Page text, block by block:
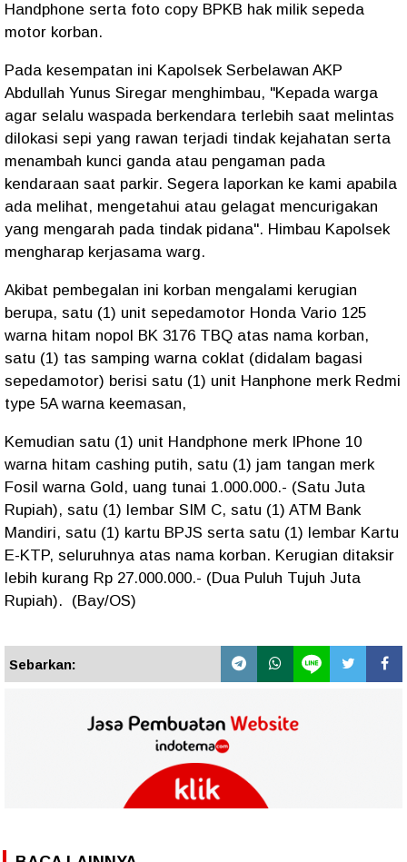
Handphone serta foto copy BPKB hak milik sepeda
motor korban.
Pada kesempatan ini Kapolsek Serbelawan AKP
Abdullah Yunus Siregar menghimbau, "Kepada warga
agar selalu waspada berkendara terlebih saat melintas
dilokasi sepi yang rawan terjadi tindak kejahatan serta
menambah kunci ganda atau pengaman pada
kendaraan saat parkir. Segera laporkan ke kami apabila
ada melihat, mengetahui atau gelagat mencurigakan
yang mengarah pada tindak pidana". Himbau Kapolsek
mengharap kerjasama warg.
Akibat pembegalan ini korban mengalami kerugian
berupa, satu (1) unit sepedamotor Honda Vario 125
warna hitam nopol BK 3176 TBQ atas nama korban,
satu (1) tas samping warna coklat (didalam bagasi
sepedamotor) berisi satu (1) unit Hanphone merk Redmi
type 5A warna keemasan,
Kemudian satu (1) unit Handphone merk IPhone 10
warna hitam cashing putih, satu (1) jam tangan merk
Fosil warna Gold, uang tunai 1.000.000.- (Satu Juta
Rupiah), satu (1) lembar SIM C, satu (1) ATM Bank
Mandiri, satu (1) kartu BPJS serta satu (1) lembar Kartu
E-KTP, seluruhnya atas nama korban. Kerugian ditaksir
lebih kurang Rp 27.000.000.- (Dua Puluh Tujuh Juta
Rupiah). (Bay/OS)
Sebarkan: